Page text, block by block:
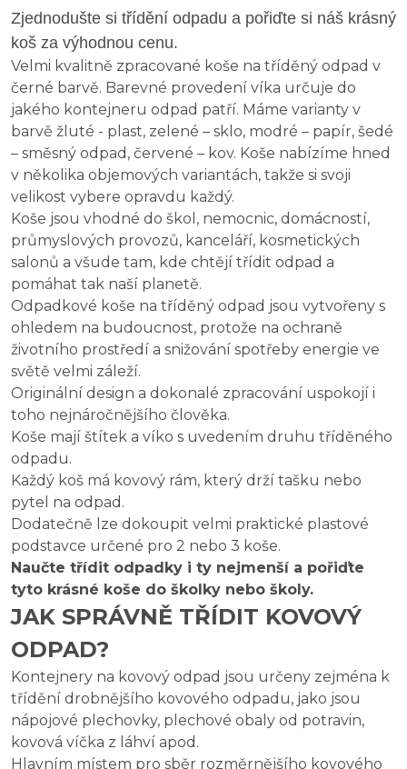
Zjednodušte si třídění odpadu a pořiďte si náš krásný
koš za výhodnou cenu.
Velmi kvalitně zpracované koše na tříděný odpad v
černé barvě. Barevné provedení víka určuje do
jakého kontejneru odpad patří. Máme varianty v
barvě žluté - plast, zelené – sklo, modré – papír, šedé
– směsný odpad, červené – kov. Koše nabízíme hned
v několika objemových variantách, takže si svoji
velikost vybere opravdu každý.
Koše jsou vhodné do škol, nemocnic, domácností,
průmyslových provozů, kanceláří, kosmetických
salonů a všude tam, kde chtějí třídit odpad a
pomáhat tak naší planetě.
Odpadkové koše na tříděný odpad jsou vytvořeny s
ohledem na budoucnost, protože na ochraně
životního prostředí a snižování spotřeby energie ve
světě velmi záleží.
Originální design a dokonalé zpracování uspokojí i
toho nejnáročnějšího člověka.
Koše mají štítek a víko s uvedením druhu tříděného
odpadu.
Každý koš má kovový rám, který drží tašku nebo
pytel na odpad.
Dodatečně lze dokoupit velmi praktické plastové
podstavce určené pro 2 nebo 3 koše.
Naučte třídit odpadky i ty nejmenší a pořiďte
tyto krásné koše do školky nebo školy.
JAK SPRÁVNĚ TŘÍDIT KOVOVÝ
ODPAD?
Kontejnery na kovový odpad jsou určeny zejména k
třídění drobnějšího kovového odpadu, jako jsou
nápojové plechovky, plechové obaly od potravin,
kovová víčka z láhví apod.
Hlavním místem pro sběr rozměrnějšího kovového